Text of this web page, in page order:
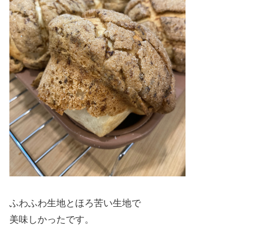
ふわふわ生地とほろ苦い生地で
美味しかったです。